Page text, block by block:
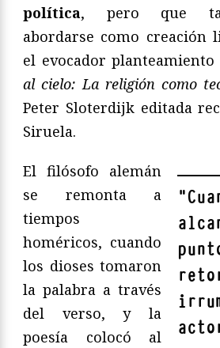
política, pero que
abordarse como creación
el evocador
al cielo: La religión como
Peter Sloterdijk editada
Siruela.
"
El filósofo alemán
se remonta a
tiempos
homéricos, cuando
los dioses tomaron
la palabra a través
del verso, y la
poesía colocó al